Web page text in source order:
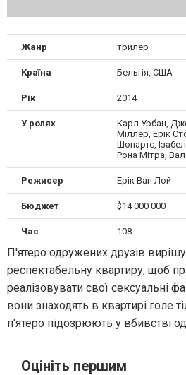
Жанр трилер
Країна Бельгія, США
Рік 2014
У ролях
Карл Урбан,
Міллер, Ерік
Шонартс,
Рона Мітра,
Режисер Ерік Ван Лой
Бюджет $14 000 000
Час 108
П'ятеро одружених друзів
респектабельну квартиру, щоб
реалізовувати свої сексуальні
вони знаходять в квартирі голе
п'ятеро підозрюють у вбивстві
Оцініть першим